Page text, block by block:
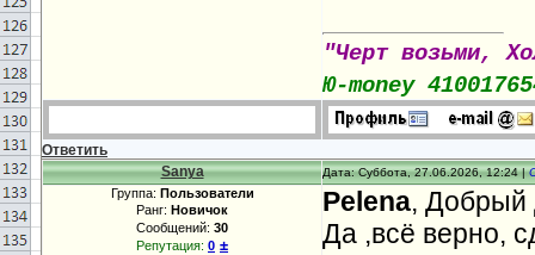
"Черт возьми,
Ю-money
Ответить
Sanya
Дата: Суббота, 27.06.2026, 12:24 |
Группа: Пользователи
Ранг: Новичок
Сообщений: 30
Репутация: 0 ±
Pelena, Добрый
Да ,всё верно,